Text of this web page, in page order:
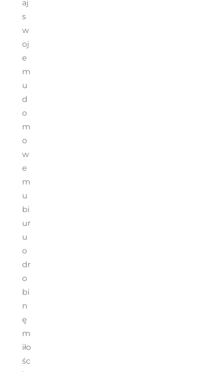
aj
s
w
oj
e
m
u
d
o
m
o
w
e
m
u
bi
ur
u
o
dr
o
bi
n
ę
m
iło
śc